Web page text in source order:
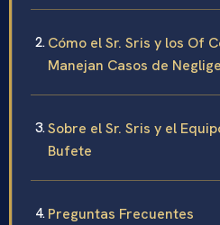
Cómo el Sr. Sris y los Of
Manejan Casos de
Sobre el Sr. Sris y el
Bufete
Preguntas Frecuentes